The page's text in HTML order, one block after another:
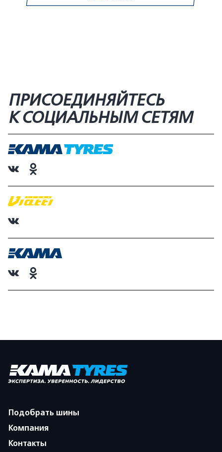
ПРИСОЕДИНЯЙТЕСЬ
К СОЦИАЛЬНЫМ СЕТЯМ
Подобрать шины
Компания
Контакты